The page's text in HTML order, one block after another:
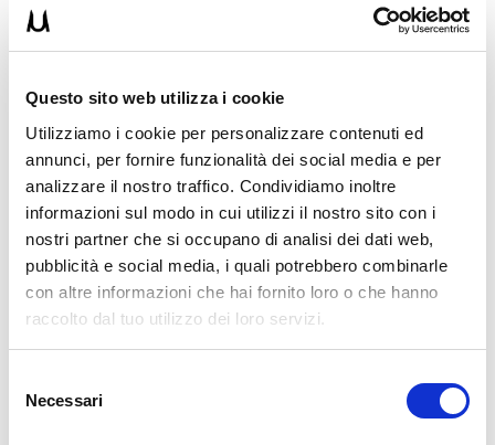
Questo sito web utilizza i cookie
Utilizziamo i cookie per personalizzare contenuti ed
annunci, per fornire funzionalità dei social media e per
analizzare il nostro traffico. Condividiamo inoltre
informazioni sul modo in cui utilizzi il nostro sito con i
nostri partner che si occupano di analisi dei dati web,
pubblicità e social media, i quali potrebbero combinarle
con altre informazioni che hai fornito loro o che hanno
raccolto dal tuo utilizzo dei loro servizi.
delNecessari
un fenomeno mondiale a seguito degli studi del
Professor Izumi
allenamenti per migliorare le capacità aerobiche e anaerobiche
eccezionali.
Tabata in alcune interviste era famoso per descrivere così
l’andamento di chi eseguiva il lavoro intervallato: “erano morti alla
fine dei 4 minuti”. Ecco, ricordati che anche tudovrai essere
letteralmente devastato alla fine di ogni esercizio!
Utilizzeremo esercizi impegnativi ma che possono essere scalati di
difficoltà con il passare delle serie.
30 giorni del primo mesociclo.
1° Giorno: Full Body